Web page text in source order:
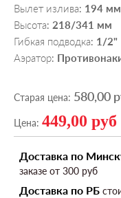
Вылет излива: 194 мм
Высота: 218/341 мм
Гибкая подводка: 1/2"
Аэратор:
Старая цена: 580,00
Цена: 449,00 руб
Доставка по
заказе от 300 руб
Доставка по РБ